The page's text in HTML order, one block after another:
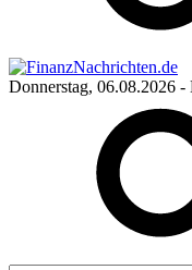
Donnerstag, 06.08.2026 -